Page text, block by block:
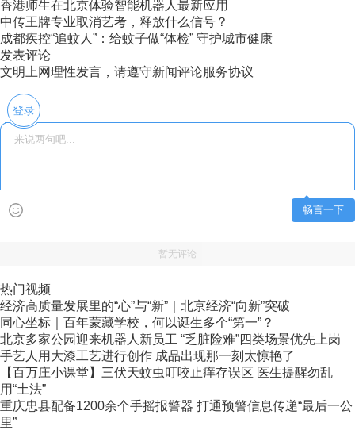
香港师生在北京体验智能机器人最新应用
中传王牌专业取消艺考，释放什么信号？
成都疾控“追蚊人”：给蚊子做“体检” 守护城市健康
发表评论
文明上网理性发言，请遵守新闻评论服务协议
登录
畅言一下
暂无评论
热门视频
经济高质量发展里的“心”与“新”｜北京经济“向新”突破
同心坐标｜百年蒙藏学校，何以诞生多个“第一”？
北京多家公园迎来机器人新员工 “乏脏险难”四类场景优先上岗
手艺人用大漆工艺进行创作 成品出现那一刻太惊艳了
【百万庄小课堂】三伏天蚊虫叮咬止痒存误区 医生提醒勿乱
用“土法”
重庆忠县配备1200余个手摇报警器 打通预警信息传递“最后一公
里”